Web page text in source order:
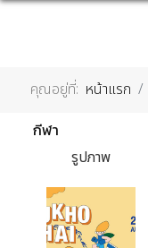
คุณอยู่ที่: หน้าแรก
กีฬา
รูปภาพ